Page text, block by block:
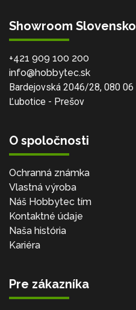
Showroom Slovensko
+421 909 100 200
info@hobbytec.sk
Bardejovská 2046/28, 080 06
Ľubotice - Prešov
O spoločnosti
Ochranná známka
Vlastná výroba
Náš Hobbytec tím
Kontaktné údaje
Naša história
Kariéra
Pre zákazníka